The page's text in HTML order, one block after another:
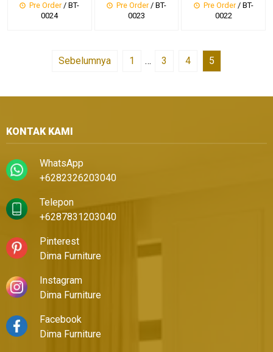
Pre Order/ BT-
0024
Pre Order/ BT-
0023
Pre Order/ BT-
0022
Sebelumnya 1 … 3 4 5
KONTAK KAMI
WhatsApp
+6282326203040
Telepon
+6287831203040
Pinterest
Dima Furniture
Instagram
Dima Furniture
Facebook
Dima Furniture